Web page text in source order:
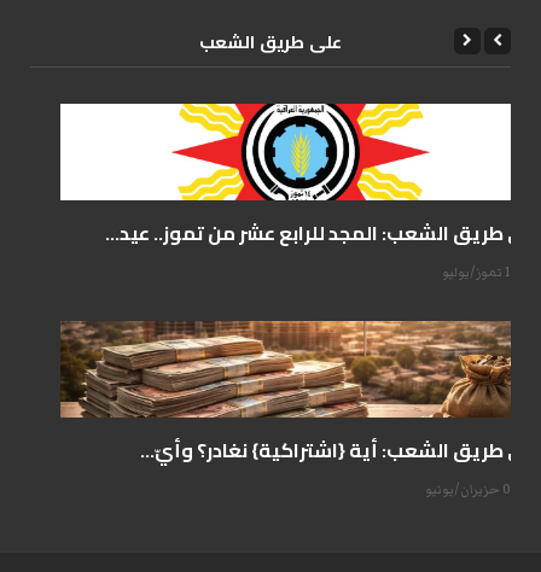
علی طریق الشعب
على طريق الشعب: المجد للرابع عشر من تموز.. عيد...
14 تموز/يوليو
على طريق الشعب: أية {اشتراكية} نغادر؟ وأيّ...
07 حزيران/يونيو